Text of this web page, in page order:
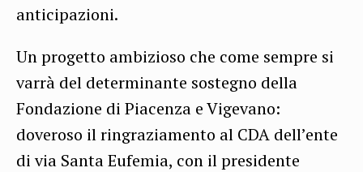
anticipazioni.
Un progetto ambizioso che come sempre si
varrà del determinante sostegno della
Fondazione di Piacenza e Vigevano:
doveroso il ringraziamento al CDA dell’ente
di via Santa Eufemia, con il presidente